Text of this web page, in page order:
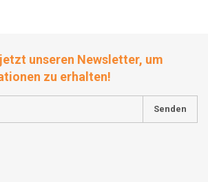
unseren Newsletter, um
zu erhalten!
Senden